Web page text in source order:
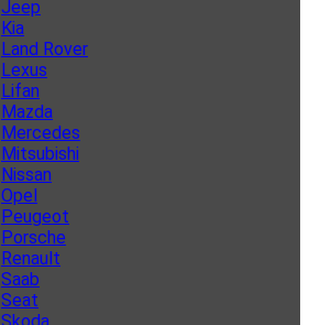
Jeep
Kia
Land Rover
Lexus
Lifan
Mazda
Mercedes
Mitsubishi
Nissan
Opel
Peugeot
Porsche
Renault
Saab
Seat